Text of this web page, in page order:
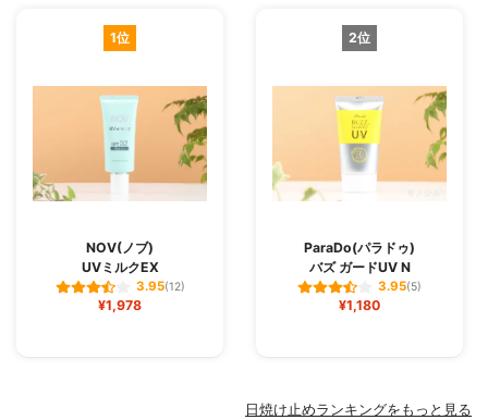
1位
NOV(ノブ)
UVミルクEX
3.95(12)
¥1,978
2位
ParaDo(パラドゥ)
バズ ガードUV N
3.95(5)
¥1,180
日焼け止めランキングをもっと見る